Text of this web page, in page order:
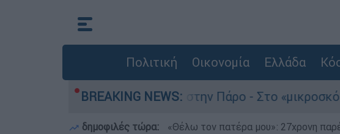
Πολιτική Οικονομία Ελλάδα
BREAKING NEWS:
θάνατο του 4χρονου στην Πάρο - Στο «μικροσκόπιο» ο
δημοφιλές τώρα: «Θέλω τον πατέρα μου»: 27χρονη